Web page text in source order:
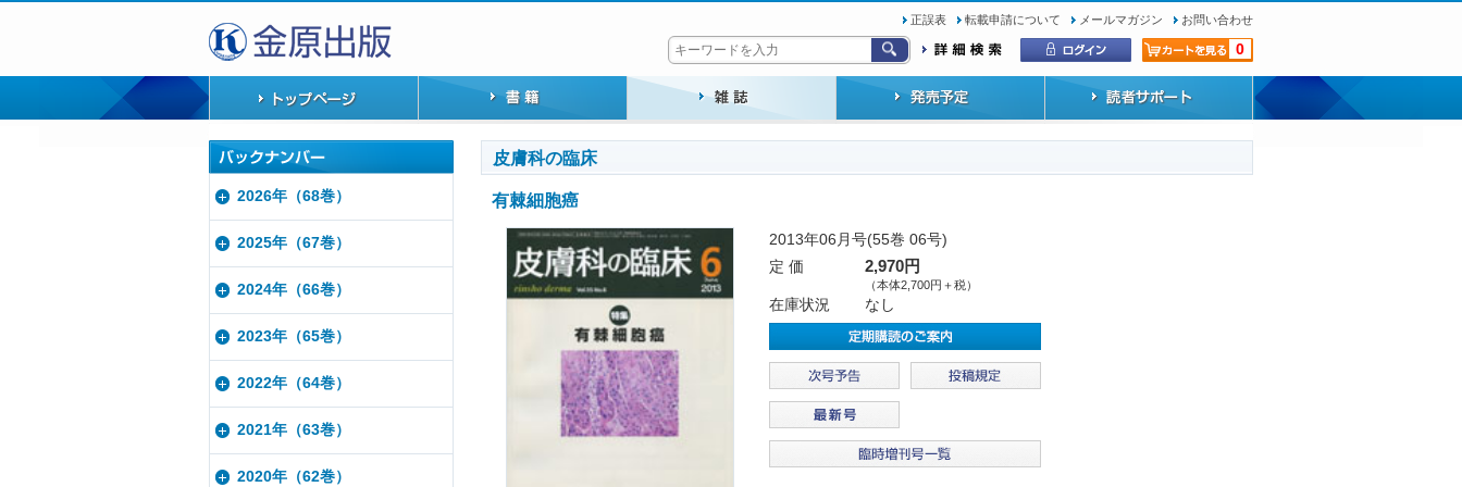
正誤表 転載申請について メールマガジン お問い合わせ
0
皮膚科の臨床
有棘細胞癌
2013年06月号(55巻 06号)
定 価
2,970円
（本体2,700円＋税）
在庫状況 なし
2026年（68巻）
2025年（67巻）
2024年（66巻）
2023年（65巻）
2022年（64巻）
2021年（63巻）
2020年（62巻）